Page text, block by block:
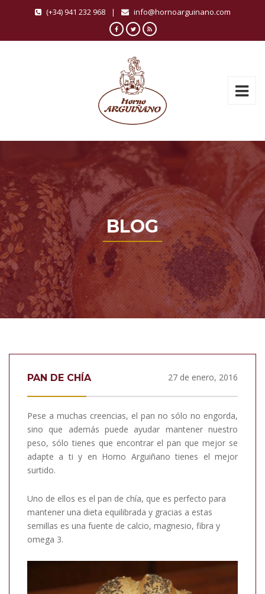
(+34) 941 232 968 | info@hornoarguinano.com
BLOG
PAN DE CHÍA 27 de enero, 2016
Pese a muchas creencias, el pan no sólo no engorda,
sino que además puede ayudar mantener nuestro
peso, sólo tienes que encontrar el pan que mejor se
adapte a ti y en Horno Arguiñano tienes el mejor
surtido.
Uno de ellos es el pan de chía, que es perfecto para
mantener una dieta equilibrada y gracias a estas
semillas es una fuente de calcio, magnesio, fibra y
omega 3.